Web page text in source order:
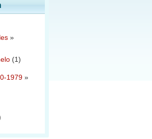
»
(1)
1979 »